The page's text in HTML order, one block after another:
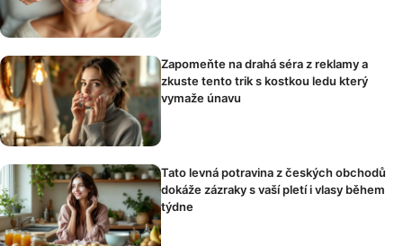
Zapomeňte na drahá séra z reklamy a
zkuste tento trik s kostkou ledu který
vymaže únavu
Tato levná potravina z českých obchodů
dokáže zázraky s vaší pletí i vlasy během
týdne